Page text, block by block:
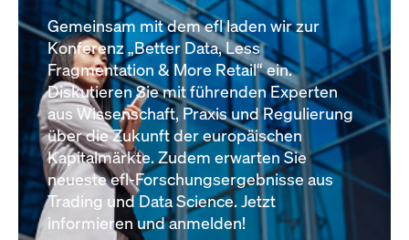
Gemeinsam mit dem efl laden wir zur
Konferenz „Better Data, Less
Fragmentation & More Retail“ ein.
Diskutieren Sie mit führenden Experten
aus Wissenschaft, Praxis und Regulierung
über die Zukunft der europäischen
Kapitalmärkte. Zudem erwarten Sie
neueste efl-Forschungsergebnisse aus
Trading und Data Science. Jetzt
informieren und anmelden!